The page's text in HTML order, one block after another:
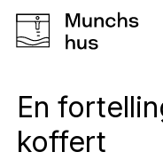
En
koffert